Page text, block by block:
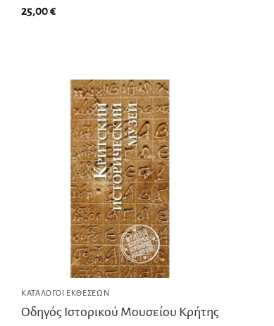
25,00€
ΚΑΤΆΛΟΓΟΙ ΕΚΘΈΣΕΩΝ
Οδηγός Ιστορικού Μουσείου Κρήτης